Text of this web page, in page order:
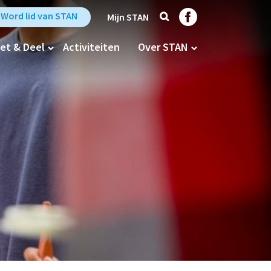
Word lid van STAN Mijn STAN Zoek Trefpunt Stan op
& Deel Activiteiten Over STAN